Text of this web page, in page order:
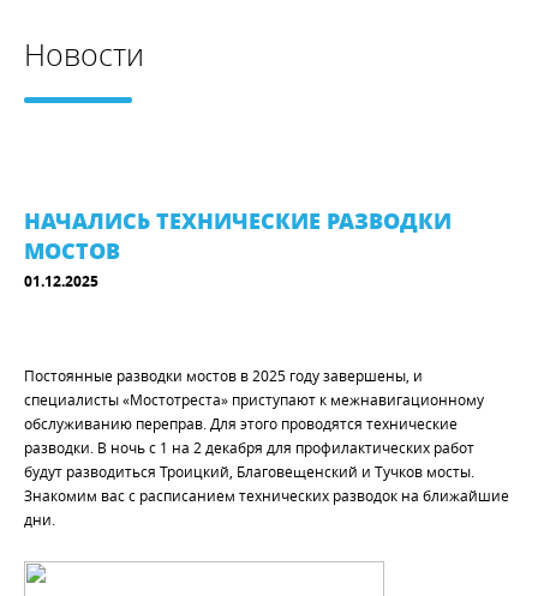
Новости
НАЧАЛИСЬ ТЕХНИЧЕСКИЕ РАЗВОДКИ
МОСТОВ
01.12.2025
Постоянные разводки мостов в 2025 году завершены, и
специалисты «Мостотреста» приступают к межнавигационному
обслуживанию переправ. Для этого проводятся технические
разводки. В ночь с 1 на 2 декабря для профилактических работ
будут разводиться Троицкий, Благовещенский и Тучков мосты.
Знакомим вас с расписанием технических разводок на ближайшие
дни.